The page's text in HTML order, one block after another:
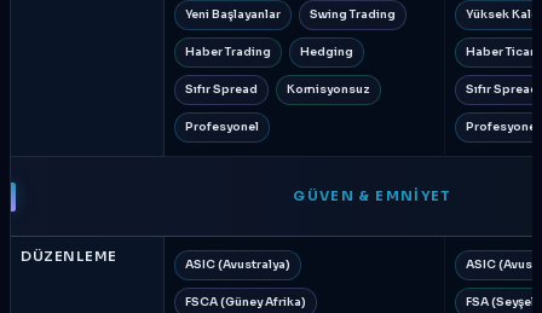
Yeni Başlayanlar Swing Trading
Haber Trading Hedging
Sıfır Spread Komisyonsuz
Profesyonel
Yüksek
Haber
Sıfır Spread
Profesyonel
GÜVEN & EMNIYET
DÜZENLEME ASIC (Avustralya)
FSCA (Güney Afrika)
ASIC
FSA